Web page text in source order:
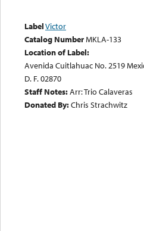
LabelVictor
Catalog NumberMKLA-133
Location of Label:
Avenida Cuitlahuac No. 2519
D. F. 02870
Staff Notes:Arr: Trio Calaveras
Donated By:Chris Strachwitz